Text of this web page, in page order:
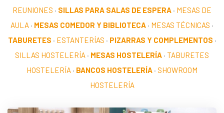
REUNIONES · SILLAS PARA SALAS DE ESPERA · MESAS DE
AULA · MESAS COMEDOR Y BIBLIOTECA · MESAS TÉCNICAS ·
TABURETES · ESTANTERÍAS · PIZARRAS Y COMPLEMENTOS ·
SILLAS HOSTELERÍA · MESAS HOSTELERÍA · TABURETES
HOSTELERÍA · BANCOS HOSTELERÍA · SHOWROOM
HOSTELERÍA